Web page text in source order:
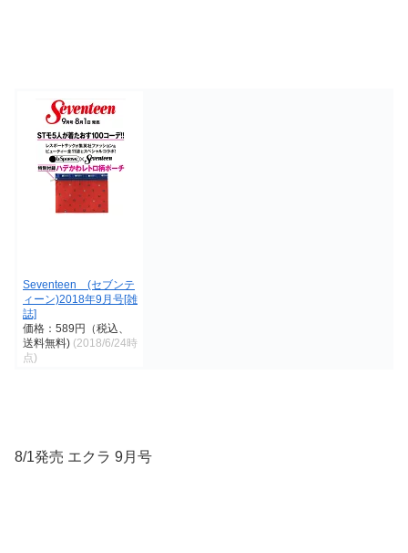
Seventeen (セブンテ
ィーン)2018年9月号[雑
誌]
価格：589円（税込、
送料無料) (2018/6/24時
点)
8/1発売 エクラ 9月号